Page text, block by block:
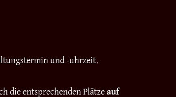
und -uhrzeit.
die entsprechenden Plätzeauf